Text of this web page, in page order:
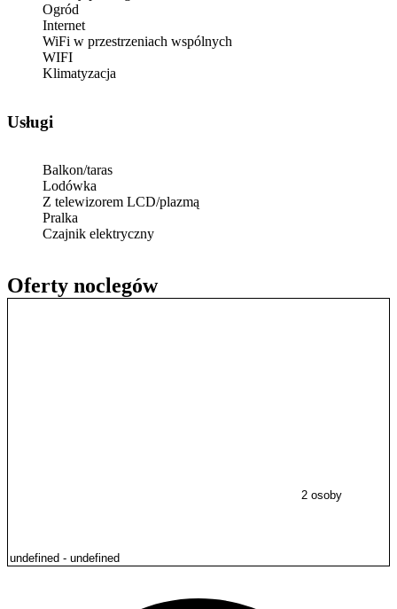
Oferty noclegów
2 osoby
Ogród
Internet
WiFi w przestrzeniach wspólnych
WIFI
Klimatyzacja
Usługi
Balkon/taras
Lodówka
Z telewizorem LCD/plazmą
Pralka
Czajnik elektryczny